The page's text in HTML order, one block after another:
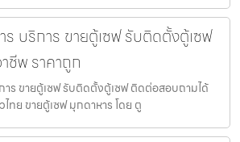
ร บริการ ขายตู้เซฟ รับติดตั้งตู้เซฟ
ชีพ ราคาถูก
าร ขายตู้เซฟ รับติดตั้งตู้เซฟ ติดต่อสอบถามได้
ทย ขายตู้เซฟ มุกดาหาร โดย ตู